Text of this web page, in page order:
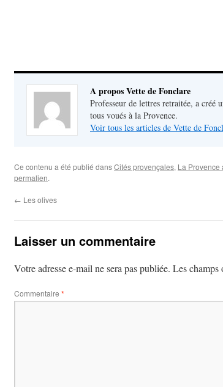
A propos Vette de Fonclare
Professeur de lettres retraitée, a créé
tous voués à la Provence.
Voir tous les articles de Vette de
Ce contenu a été publié dansCités provençales, La Provence
permalien.
← Les olives
Laisser un commentaire
Votre adresse e-mail ne sera pas publiée. Les champs
Commentaire *